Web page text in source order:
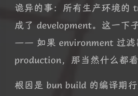
诡异的事：所有生产环境的
成了 development。这一下
—— 如果 environment 过滤
production，那当然什么都看
根因是 bun build 的编译期